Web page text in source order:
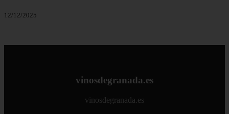
12/12/2025
vinosdegranada.es
vinosdegranada.es